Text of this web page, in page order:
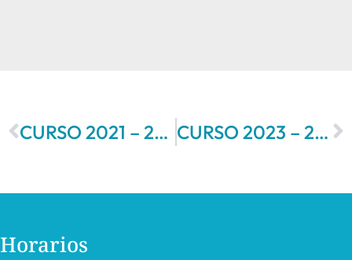
CURSO 2021 – 2022 CURSO 2023 – 2024
Horarios